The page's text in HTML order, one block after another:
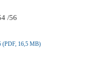
/56
(PDF, 16,5 MB)